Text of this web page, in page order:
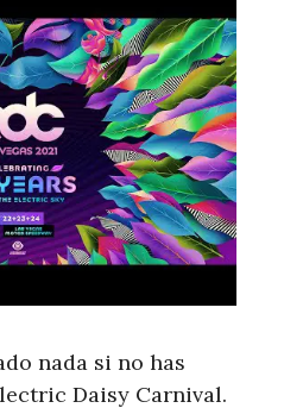
nada si no has
Daisy Carnival.